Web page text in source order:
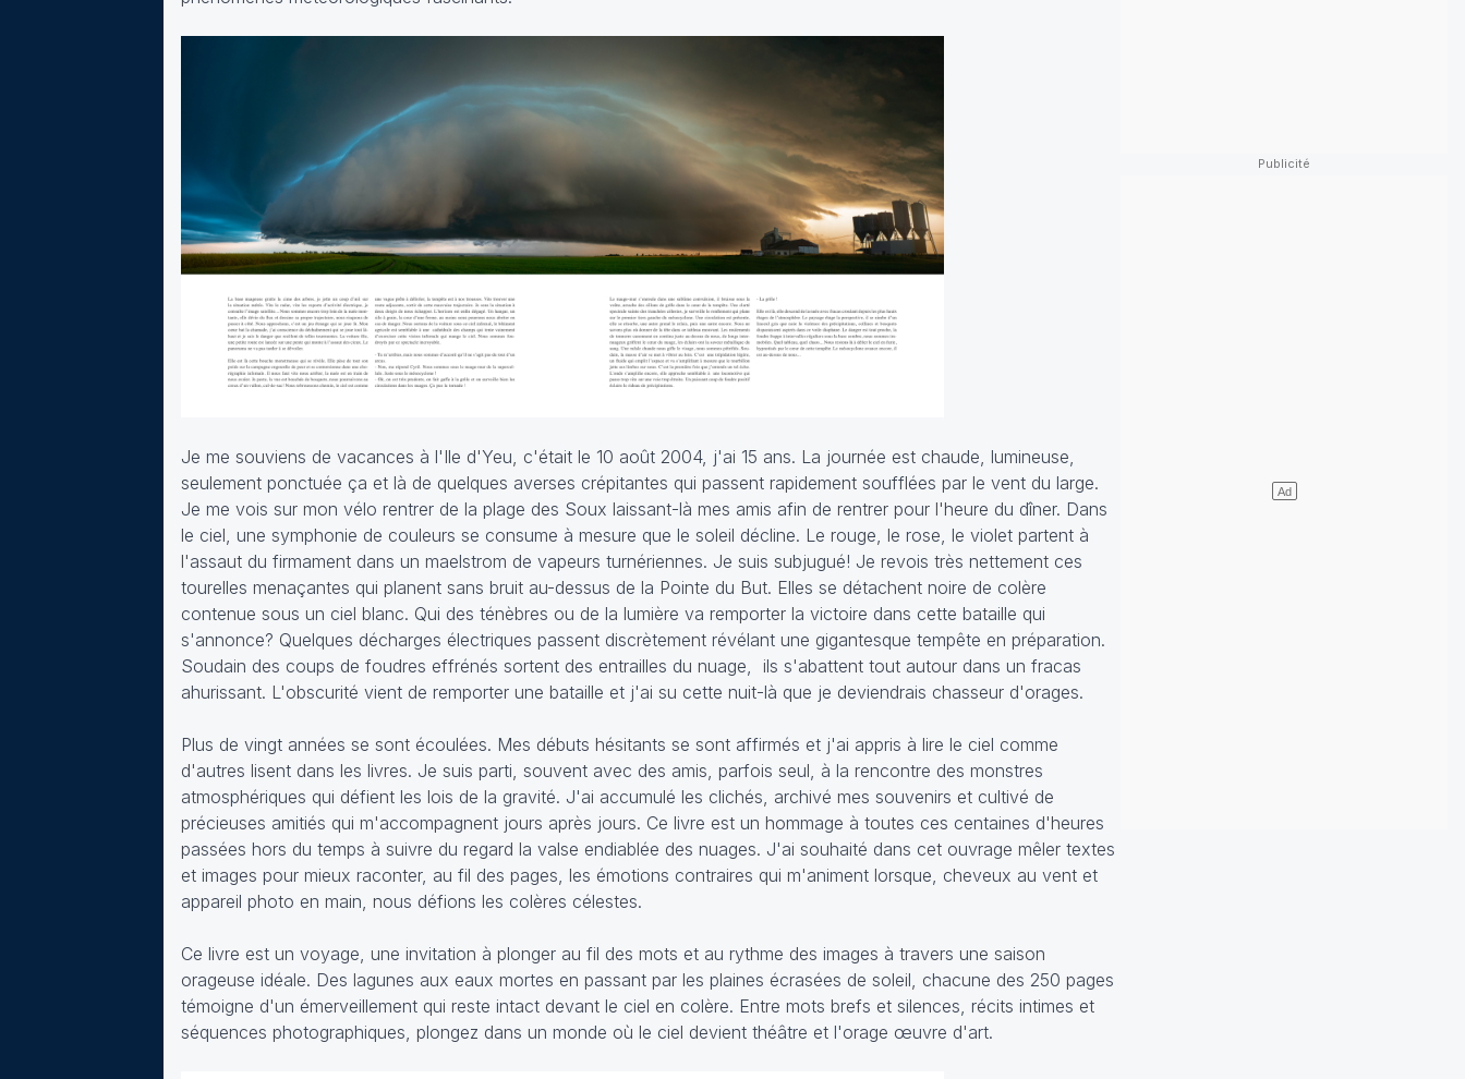
Je me souviens de vacances à l'Ile d'Yeu, c'était le 10 août 2004, j'ai 15 ans. La journée est chaude, lumineuse,
seulement ponctuée ça et là de quelques averses crépitantes qui passent rapidement soufflées par le vent du large.
Je me vois sur mon vélo rentrer de la plage des Soux laissant-là mes amis afin de rentrer pour l'heure du dîner. Dans
le ciel, une symphonie de couleurs se consume à mesure que le soleil décline. Le rouge, le rose, le violet partent à
l'assaut du firmament dans un maelstrom de vapeurs turnériennes. Je suis subjugué! Je revois très nettement ces
tourelles menaçantes qui planent sans bruit au-dessus de la Pointe du But. Elles se détachent noire de colère
contenue sous un ciel blanc. Qui des ténèbres ou de la lumière va remporter la victoire dans cette bataille qui
s'annonce? Quelques décharges électriques passent discrètement révélant une gigantesque tempête en préparation.
Soudain des coups de foudres effrénés sortent des entrailles du nuage, ils s'abattent tout autour dans un fracas
ahurissant. L'obscurité vient de remporter une bataille et j'ai su cette nuit-là que je deviendrais chasseur d'orages.
Plus de vingt années se sont écoulées. Mes débuts hésitants se sont affirmés et j'ai appris à lire le ciel comme
d'autres lisent dans les livres. Je suis parti, souvent avec des amis, parfois seul, à la rencontre des monstres
atmosphériques qui défient les lois de la gravité. J'ai accumulé les clichés, archivé mes souvenirs et cultivé de
précieuses amitiés qui m'accompagnent jours après jours. Ce livre est un hommage à toutes ces centaines d'heures
passées hors du temps à suivre du regard la valse endiablée des nuages. J'ai souhaité dans cet ouvrage mêler textes
et images pour mieux raconter, au fil des pages, les émotions contraires qui m'animent lorsque, cheveux au vent et
appareil photo en main, nous défions les colères célestes.
Ce livre est un voyage, une invitation à plonger au fil des mots et au rythme des images à travers une saison
orageuse idéale. Des lagunes aux eaux mortes en passant par les plaines écrasées de soleil, chacune des 250 pages
témoigne d'un émerveillement qui reste intact devant le ciel en colère. Entre mots brefs et silences, récits intimes et
séquences photographiques, plongez dans un monde où le ciel devient théâtre et l'orage œuvre d'art.